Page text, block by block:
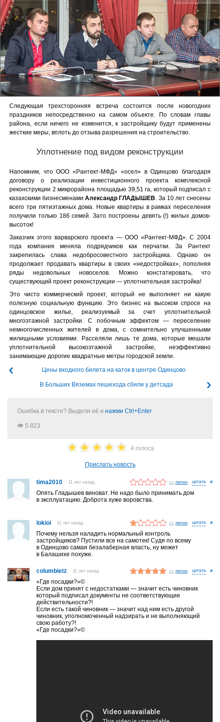
Следующая трехсторонняя встреча состоится после новогодних
праздников непосредственно на самом объекте. По словам главы
района, если ничего не изменится, к застройщику будут применены
жесткие меры, вплоть до отзыва разрешения на строительство.
Уплотнение под видом реконструкции
Напомним, что ООО «Рантект-МФД» «осел» в Одинцово благодаря
договору о реализации инвестиционного проекта комплексной
реконструкции 2 микрорайона площадью 39,51 га, который подписал с
казахскими бизнесменамиАлександр ГЛАДЫШЕВ. За 10 лет снесены
всего три пятиэтажных дома. Новые квартиры в рамках переселения
получили только 186 семей. Зато построены девять (!) жилых домов-
высоток!
Заказчик этого варварского проекта — ООО «Рантект-МФД». С 2004
года компания меняла подрядчиков как перчатки. За Рантект
закрепилась слава недобросовестного застройщика. Однако он
продолжает продавать квартиры в своих «недостройках», пополняя
ряды недовольных новоселов. Можно констатировать, что
существующий проект реконструкции — уплотнительная застройка!
Это чисто коммерческий проект, который не выполняет ни какую
полезную социальную функцию. Это бизнес на высоком спросе на
одинцовское жилье, реализуемый за счет уплотнительной
многоэтажной застройки. С побочным эффектом — переселение
немногочисленных жителей в дома, с сомнительно улучшенными
жилищными условиями. Расселяли лишь те дома, которые мешали
уплотнительной высокоэтажной застройке, неэффективно
занимающие дорогие квадратные метры городской земли.
Цены входного билета на каток в центре Одинцово
В Больших Вяземах пешехода сбили у детсада
Ошибка в тексте? Выдели её и нажми Ctrl+Enter
5 823
4 голоса
Прислать новость
tima2010 11 лет назад лично #
Опять Гладышев виноват. Не надо было принимать дом
в эксплуатацию. Доброта хуже воровства.
lokioi 11 лет назад лично #
Почему нельзя наладить нормальный контроль
застройщиков? Пустили все на самотек! Судя по всему
в Одинцово самая безалаберная власть, ну может
в Балашихе похуже.
columbietz 11 лет назад лично #
«Где посадки?»©
Если дом принят с недостатками — значит есть чиновник
который подписал документы не соответствующие
действительности?!
Если есть такой чиновник — значит над ним есть другой
чиновник, уполномоченный надзирать и не выполняющий
свою работу?!
«Где посадки?»©